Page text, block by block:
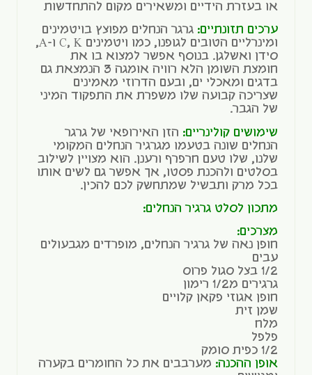
או בעזרת הידיים ומשאירים מקום להתחדשות
ערכים תזונתיים: גרגר הנחלים מפוצץ בויטמינים
ומינרליים הטובים לגופנו, כמו ויטמינים C, K ו-A,
סידן ואשלגן. בנוסף אפשר למצוא בו את
חומצת השומן הלא רוויה אומגה 3 הנמצאת גם
בדגים ומאכלי ים, ובעם הדרוזי מאמינים
שצריכה קבועה שלו משפרת את התפקוד המיני
של הגבר.
שימושים קולינריים: הזן האירופאי של גרגר
הנחלים שונה בטעמו מגרגיר הנחלים המקומי
שלנו, שלו טעם חרפרף ורענן. הוא מצויין לשילוב
בסלטים ולהכנת פסטו, אך אפשר גם לשים אותו
בכל מרק ותבשיל שמתחשק לכם להכין.
מתכון לסלט גרגיר הנחלים:
מצרכים:
חופן נאה של גרגיר הנחלים, מופרדים מגבעולים
עבים
1/2 בצל סגול פרוס
גרגירים מ1/2 רימון
חופן אגוזי פקאן קלויים
שמן זית
מלח
פלפל
1/2 כפית סומק
אופן ההכנה: מערבבים את כל החומרים בקערה